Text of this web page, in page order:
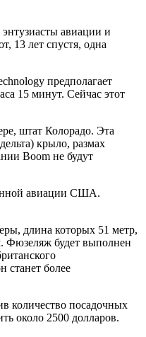
авиации и
13 лет спустя, одна
предполагает
15 минут. Сейчас этот
штат Колорадо. Эта
крыло, размах
Boom не будут
авиации США.
длина которых 51 метр,
Фюзеляж будет выполнен
станет более
количество посадочных
около 2500 долларов.